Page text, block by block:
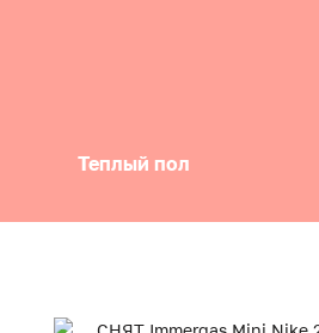
Теплый пол